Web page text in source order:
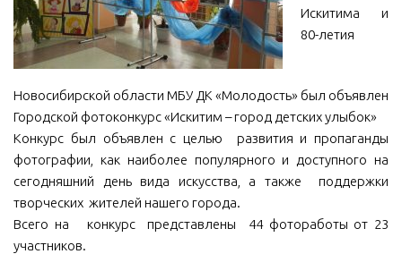
МБУ Дом культуры «Молодость»
МБУ Дом культуры «Октябрь»
МБОУ ДО «Детская школа искусств»
МБОУ ДО «Детская музыкальная школа»
МБУК «Искитимский городской историко-художественный
музей»
МБУК «Централизованная библиотечная система»
ДК «Россия»
Искитима и
80-летия
Новосибирской области МБУ ДК «Молодость» был объявлен
Городской фотоконкурс «Искитим – город детских улыбок»
Конкурс был объявлен с целью развития и пропаганды
фотографии, как наиболее популярного и доступного на
сегодняшний день вида искусства, а также поддержки
творческих жителей нашего города.
Всего на конкурс представлены 44 фотоработы от 23
участников.